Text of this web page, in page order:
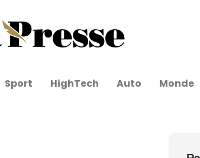
Sport HighTech Auto Monde